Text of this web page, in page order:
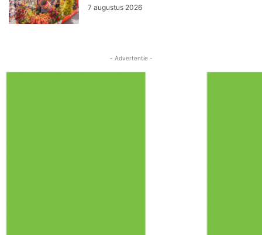
7 augustus 2026
- Advertentie -